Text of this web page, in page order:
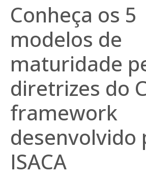
Conheça os 5
modelos de
maturidade
diretrizes do
framework
desenvolvido
ISACA